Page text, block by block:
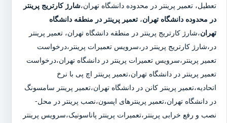
تعطیل، تعمیر پرینتر در محدوده دانشگاه تهران،شارژ کارتریج پرینتر
در محدوده دانشگاه تهران، تعمیر پرینتر در منطقه دانشگاه
تهران،شارژ کارتریج پرینتر در منطقه دانشگاه تهران، تعمیر پرینتر
در،شارژ کارتریج پرینتر در،سرویس تعمیرات پرینتر،درخواست
تعمیر پرینتر،سرویس تعمیرات پرینتر در دانشگاه تهران،درخواست
تعمیر پرینتر در دانشگاه تهران،تعمیر پرینتر اچ پی با نرخ
اتحادیه،تعمیر پرینتر کانن در دانشگاه تهران،تعمیر پرینتر سامسونگ
در دانشگاه تهران،تعمیر پرینترهای اپسون،نصب پرینتر در محل-
نصب و رفع خرابی پرینتر،تعمیرات پرینتر پاناسونیک،سرویس پرینتر